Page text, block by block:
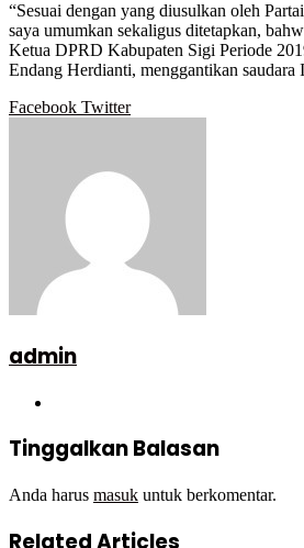
“Sesuai dengan yang diusulkan oleh
saya umumkan sekaligus ditetapkan,
Ketua DPRD Kabupaten Sigi Periode
Endang Herdianti, menggantikan
Facebook TwitterGoogle+
LinkedIn
StumbleUpon
Tumblr
Pinterest
Reddit
VKontakte
WhatsApp
Telegram
Viber
Share
Print
admin
Tinggalkan Balasan
Anda harus masuk untuk berkomentar.
Related Articles